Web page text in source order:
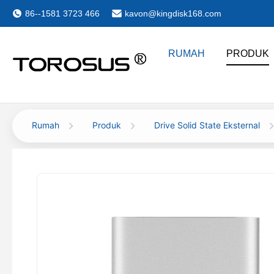
86--1581 3723 466 kavon@kingdisk168.com
RUMAH PRODUK
Rumah Produk Drive Solid State Eksternal